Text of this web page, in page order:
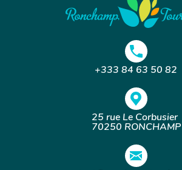
Située au cœur du groupe scolaire
ville, l’ancienne école est délaissée
années, son volume ne suffisant
l’ensemble des écoliers de la ville et
danger élevé pour les enfants, ils
accueillis dans d’autres bâtiments
scolaire. D'importants travaux ont
l'été 2021 pour donner une nouvelle
culturelle à ce bâtiment. L'ouverture
médiathèque avec salle d'exposition
+333 84 63 50 82
25 rue Le Corbusier
70250 RONCHAMP